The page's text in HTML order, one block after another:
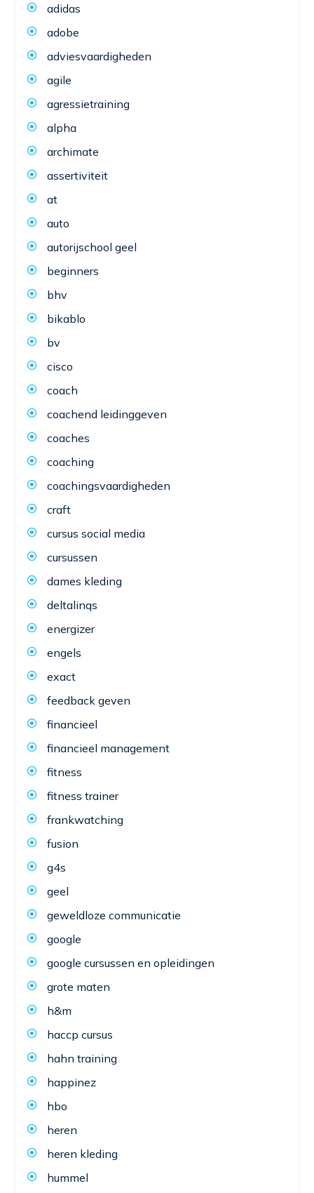
adidas
adobe
adviesvaardigheden
agile
agressietraining
alpha
archimate
assertiviteit
at
auto
autorijschool geel
beginners
bhv
bikablo
bv
cisco
coach
coachend leidinggeven
coaches
coaching
coachingsvaardigheden
craft
cursus social media
cursussen
dames kleding
deltalinqs
energizer
engels
exact
feedback geven
financieel
financieel management
fitness
fitness trainer
frankwatching
fusion
g4s
geel
geweldloze communicatie
google
google cursussen en opleidingen
grote maten
h&m
haccp cursus
hahn training
happinez
hbo
heren
heren kleding
hummel